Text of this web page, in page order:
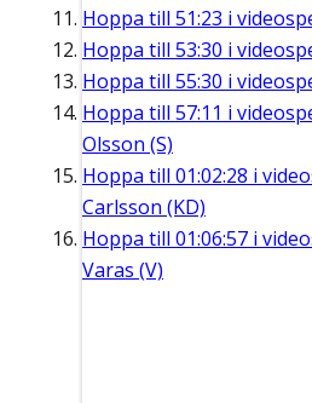
Hoppa till 51:23 i
Hoppa till 53:30 i
Hoppa till 55:30 i
Hoppa till 57:11 i
Olsson (S)
Hoppa till 01:02:28 i
Carlsson (KD)
Hoppa till 01:06:57 i
Varas (V)